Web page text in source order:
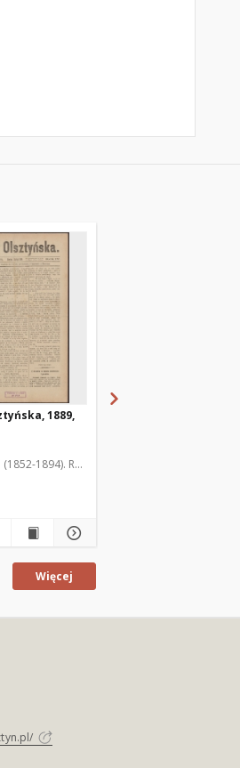
1889,
1894). Red.
Więcej